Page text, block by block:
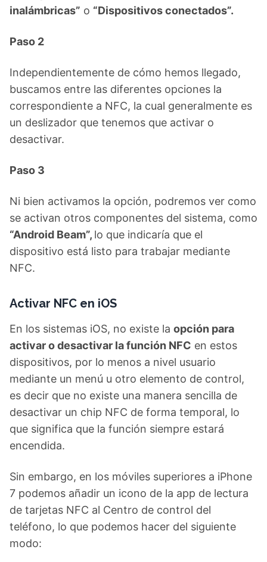
inalámbricas” o “Dispositivos conectados”.
Paso 2
Independientemente de cómo hemos llegado,
buscamos entre las diferentes opciones la
correspondiente a NFC, la cual generalmente es
un deslizador que tenemos que activar o
desactivar.
Paso 3
Ni bien activamos la opción, podremos ver como
se activan otros componentes del sistema, como
“Android Beam”, lo que indicaría que el
dispositivo está listo para trabajar mediante
NFC.
Activar NFC en iOS
En los sistemas iOS, no existe la opción para
activar o desactivar la función NFC en estos
dispositivos, por lo menos a nivel usuario
mediante un menú u otro elemento de control,
es decir que no existe una manera sencilla de
desactivar un chip NFC de forma temporal, lo
que significa que la función siempre estará
encendida.
Sin embargo, en los móviles superiores a iPhone
7 podemos añadir un icono de la app de lectura
de tarjetas NFC al Centro de control del
teléfono, lo que podemos hacer del siguiente
modo: